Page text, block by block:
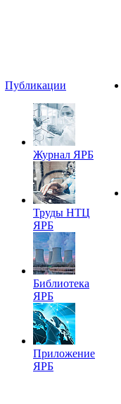
Публикации
Журнал ЯРБ
Труды НТЦ
ЯРБ
Библиотека
ЯРБ
Приложение
ЯРБ